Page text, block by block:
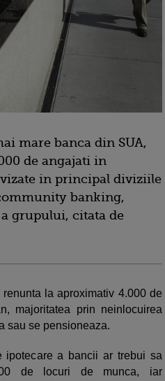
mare banca din SUA,
de angajati in
in principal diviziile
banking,
grupului, citata de
la aproximativ 4.000 de
majoritatea prin neinlocuirea
sau se pensioneaza.
ipotecare a bancii ar trebui sa
de locuri de munca, iar